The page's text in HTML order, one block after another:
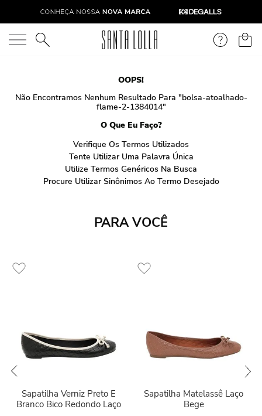
O que você está procurando?
OOPS!
Não Encontramos Nenhum Resultado Para "bolsa-atoalhado-
flame-2-1384014"
O Que Eu Faço?
Verifique Os Termos Utilizados
Tente Utilizar Uma Palavra Única
Utilize Termos Genéricos Na Busca
Procure Utilizar Sinônimos Ao Termo Desejado
PARA VOCÊ
Sapatilha Verniz Preto E
Branco Bico Redondo Laço
Sapatilha Matelassê Laço
Bege